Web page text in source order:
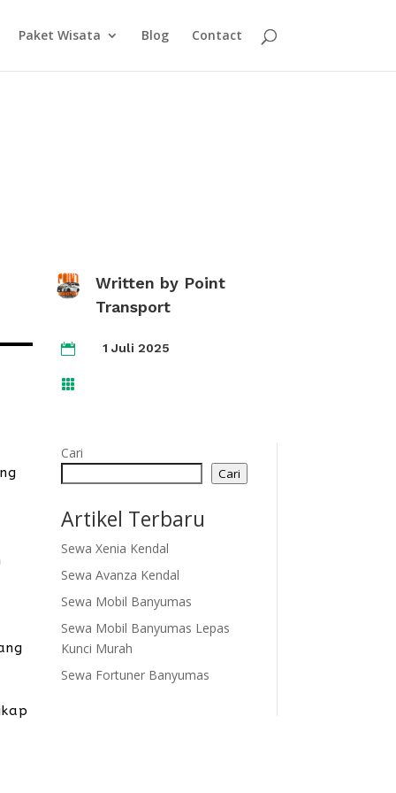
Paket Wisata Blog Contact
Written by Point
Transport
 1 Juli 2025

Cari
Cari
Artikel Terbaru
Sewa Xenia Kendal
Sewa Avanza Kendal
Sewa Mobil Banyumas
Sewa Mobil Banyumas Lepas
Kunci Murah
Sewa Fortuner Banyumas